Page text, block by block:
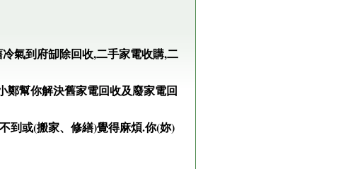
氣到府缷除回收,二手家電收購,二
鄭幫你解決舊家電回收及廢家電回
到或(搬家、修繕)覺得麻煩.你(妳)